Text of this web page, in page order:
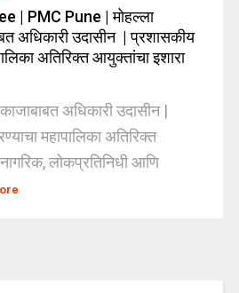
| PMC Pune | मोहल्ला
अधिकारी उदासीन | प्रशासकीय
अतिरिक्त आयुक्तांचा इशारा
अधिकारी उदासीन |
महापालिका अतिरिक्त
लोकप्रतिनिधी आणि